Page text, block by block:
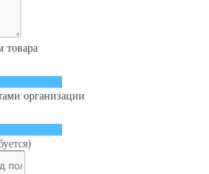
товара
организации